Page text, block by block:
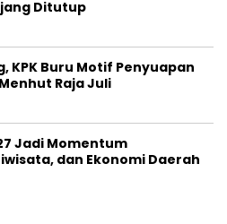
Ditutup
KPK Buru Motif Penyuapan
Raja Juli
Jadi Momentum
dan Ekonomi Daerah